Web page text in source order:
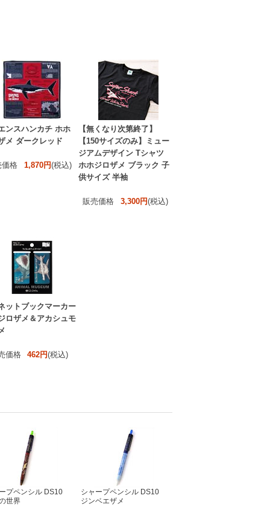
ンスハンカチ ホホ
メ ダークレッド
価格 1,870円(税込)
【無くなり次第終了】
【150サイズのみ】ミュー
ジアムデザイン Tシャツ
ホホジロザメ ブラック 子
供サイズ 半袖
販売価格 3,300円(税込)
ットブックマーカー
ロザメ＆アカシュモ
価格 462円(税込)
プペンシル DS10
世界
シャープペンシル DS10
ジンベエザメ